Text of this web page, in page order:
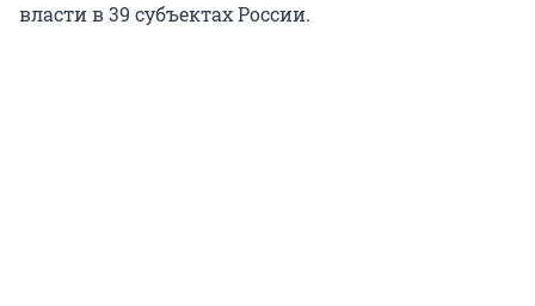
власти в 39 субъектах России.